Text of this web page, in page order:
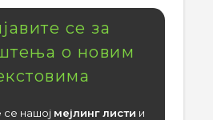
се за
о новим
нашој мејлинг листи и